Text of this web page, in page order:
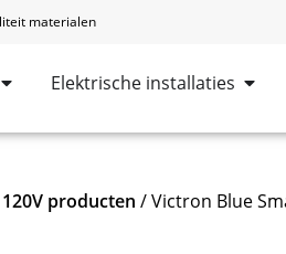
materialen
Elektrische installaties
120V producten / Victron Blue